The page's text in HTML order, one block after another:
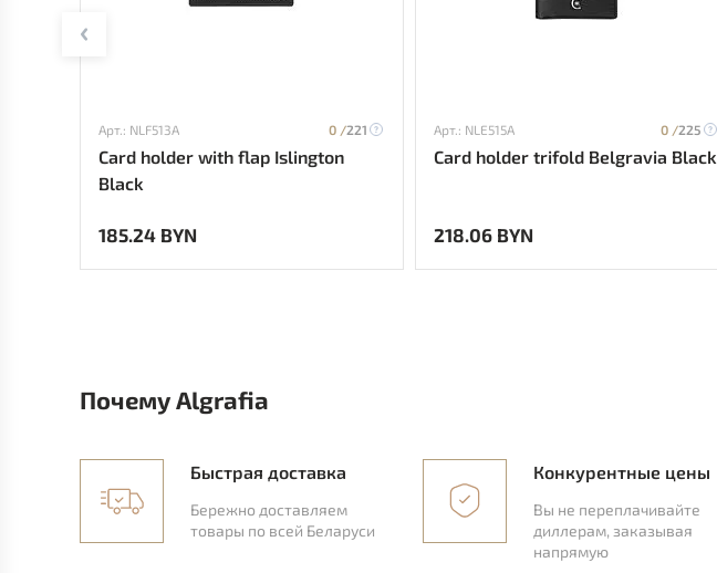
Арт.: NLF513A 0 /221
Card holder with flap Islington
Black
185.24 BYN
Арт.: NLE515A 0 /225
Card holder trifold Belgravia Black
218.06 BYN
Почему Algrafia
Быстрая доставка
Бережно доставляем
товары по всей Беларуси
Конкурентные цены
Вы не переплачивайте
диллерам, заказывая
напрямую